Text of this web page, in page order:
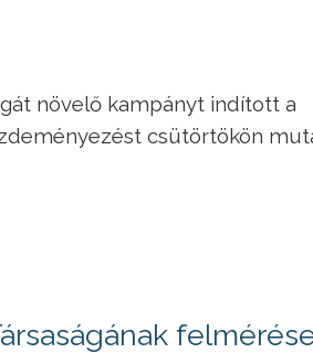
növelő kampányt indított a
csütörtökön